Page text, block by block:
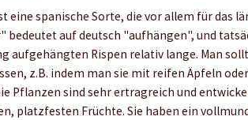
eine spanische Sorte, die vor allem für das
bedeutet auf deutsch "aufhängen", und
aufgehängten Rispen relativ lange. Man
z.B. indem man sie mit reifen Äpfeln
Pflanzen sind sehr ertragreich und
platzfesten Früchte. Sie haben ein